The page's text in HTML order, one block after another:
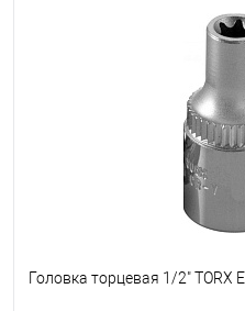
Головка торцевая 1/2" TORX